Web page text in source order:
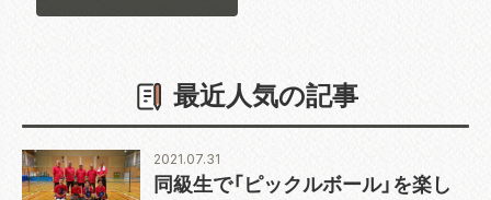
最近人気の記事
同級生で「ピックルボール」を楽し
2021.07.31